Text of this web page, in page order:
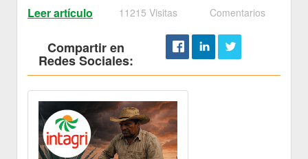
Leer artículo 11215 Visitas Comentarios
Compartir en
Redes Sociales: